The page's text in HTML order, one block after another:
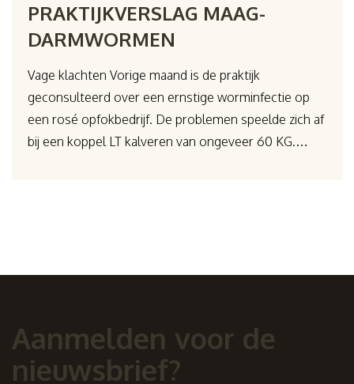
PRAKTIJKVERSLAG MAAG-
DARMWORMEN
Vage klachten Vorige maand is de praktijk
geconsulteerd over een ernstige worminfectie op
een rosé opfokbedrijf. De problemen speelde zich af
bij een koppel LT kalveren van ongeveer 60 KG.…
Aanmelden voor de
nieuwsbrief?